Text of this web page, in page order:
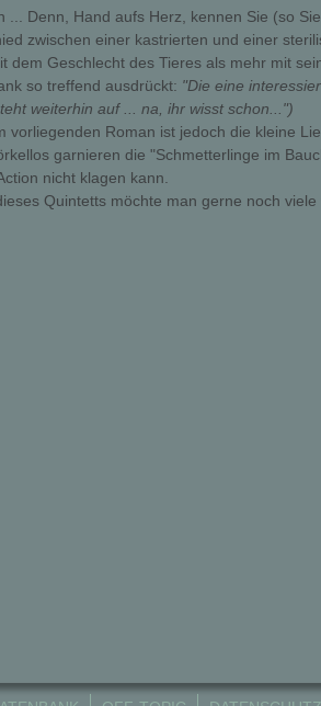
... Denn, Hand aufs Herz, kennen Sie (so
zwischen einer kastrierten und einer
dem Geschlecht des Tieres als mehr mit
so treffend ausdrückt: "Die eine
weiterhin auf ... na, ihr wisst schon...")
vorliegenden Roman ist jedoch die kleine
garnieren die "Schmetterlinge im
nicht klagen kann.
Quintetts möchte man gerne noch